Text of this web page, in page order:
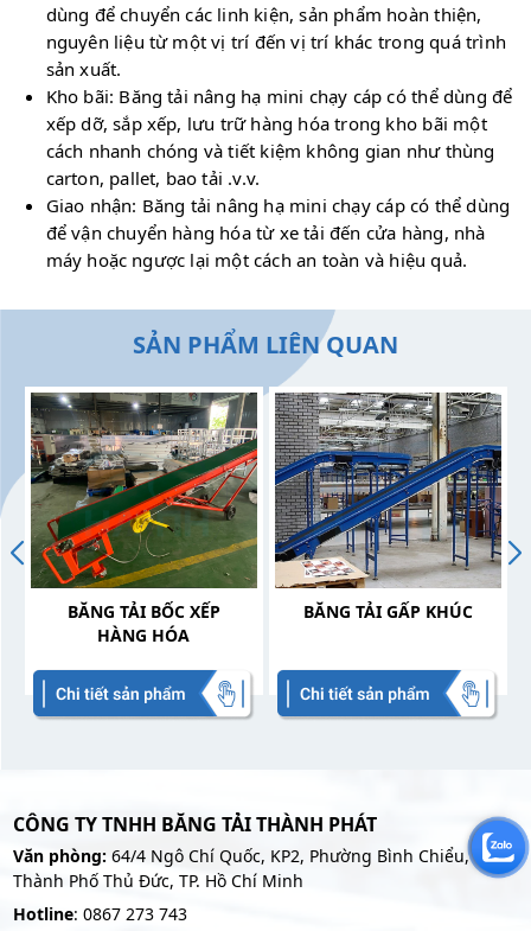
dùng để chuyển các linh kiện, sản phẩm hoàn thiện,
nguyên liệu từ một vị trí đến vị trí khác trong quá trình
sản xuất.
Kho bãi: Băng tải nâng hạ mini chạy cáp có thể dùng để
xếp dỡ, sắp xếp, lưu trữ hàng hóa trong kho bãi một
cách nhanh chóng và tiết kiệm không gian như thùng
carton, pallet, bao tải .v.v.
Giao nhận: Băng tải nâng hạ mini chạy cáp có thể dùng
để vận chuyển hàng hóa từ xe tải đến cửa hàng, nhà
máy hoặc ngược lại một cách an toàn và hiệu quả.
SẢN PHẨM LIÊN QUAN
BĂNG TẢI BỐC XẾP
HÀNG HÓA
BĂNG TẢI GẤP KHÚC
CÔNG TY TNHH BĂNG TẢI THÀNH PHÁT
Văn phòng:64/4 Ngô Chí Quốc, KP2, Phường Bình Chiểu,
Thành Phố Thủ Đức, TP. Hồ Chí Minh
Hotline: 0867 273 743